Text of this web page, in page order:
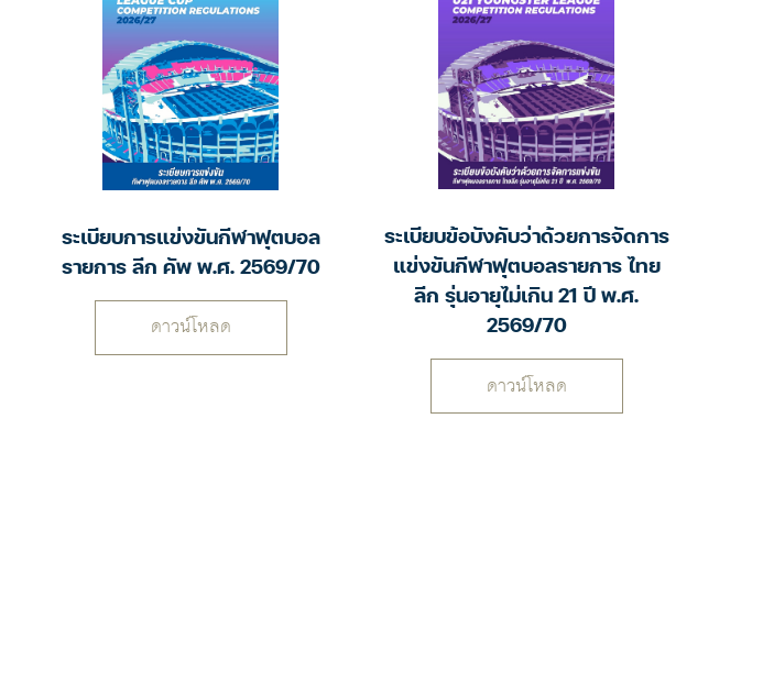
ระเบียบการแข่งขันกีฬาฟุตบอล
รายการ ลีก คัพ พ.ศ. 2569/70
ดาวน์โหลด
ระเบียบข้อบังคับว่าด้วยการจัดการ
แข่งขันกีฬาฟุตบอลรายการ ไทย
ลีก รุ่นอายุไม่เกิน 21 ปี พ.ศ.
2569/70
ดาวน์โหลด